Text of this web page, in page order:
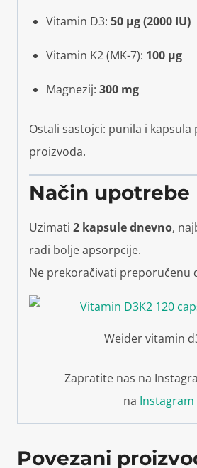
Vitamin D3: 50 µg (2000 IU)
Vitamin K2 (MK-7): 100 µg
Magnezij: 300 mg
Ostali sastojci: punila i kapsula
proizvoda.
Način upotrebe
Uzimati 2 kapsule dnevno,
radi bolje apsorpcije.
Ne prekoračivati preporučenu
Weider vitamin
Zapratite nas na
na Instagram
Povezani